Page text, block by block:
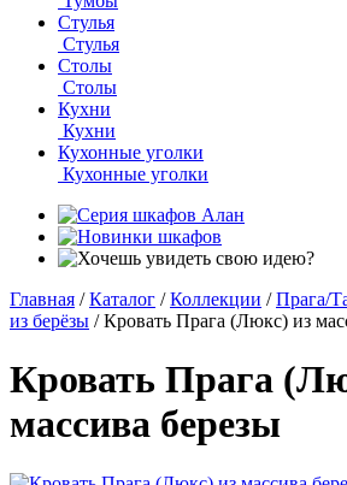
Стулья
Стулья
Столы
Столы
Кухни
Кухни
Кухонные уголки
Кухонные уголки
Главная / Каталог / Коллекции / Прага/
из берёзы / Кровать Прага (Люкс) из
Кровать Прага
массива березы